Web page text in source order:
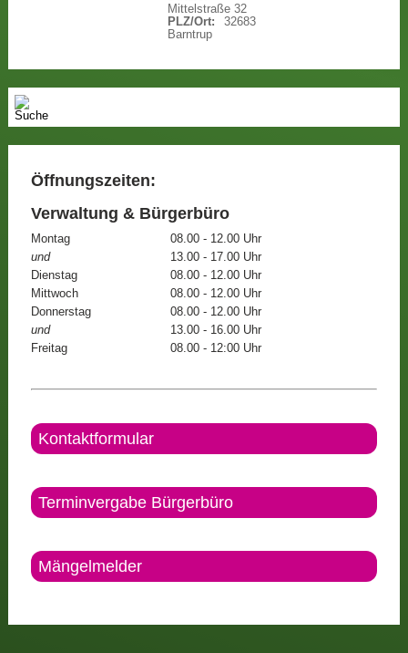
Mittelstraße 32
PLZ/Ort:
32683
Barntrup
Öffnungszeiten:
Verwaltung & Bürgerbüro
Montag
08.00 - 12.00 Uhr
und
13.00 - 17.00 Uhr
Dienstag
08.00 - 12.00 Uhr
Mittwoch
08.00 - 12.00 Uhr
Donnerstag
08.00 - 12.00 Uhr
und
13.00 - 16.00 Uhr
Freitag
08.00 - 12:00 Uhr
Kontaktformular
Terminvergabe Bürgerbüro
Mängelmelder